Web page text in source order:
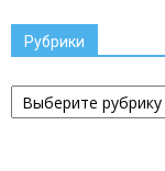
Рубрики
Рубрики